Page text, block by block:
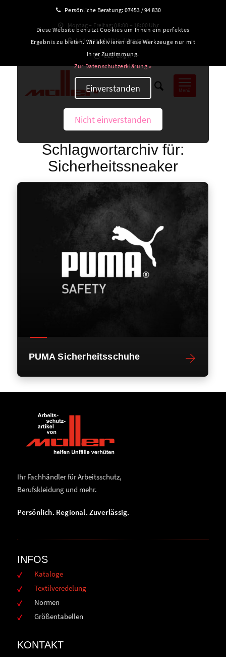
Persönliche Beratung: 07453 / 94 830
Montag – Freitag: 08:00 – 18:00 Uhr
Ladengeschäft in Altensteig
B2B-Login
Menü
Schlagwortarchiv für:
Sicherheitssneaker
PUMA Sicherheitsschuhe
Ihr Fachhändler für Arbeitsschutz,
Berufskleidung und mehr.
Persönlich. Regional. Zuverlässig.
INFOS
Kataloge
Textilveredelung
Normen
Größentabellen
KONTAKT
Diese Website benutzt Cookies um Ihnen ein perfektes
Ergebnis zu bieten. Wir aktivieren diese Werkzeuge nur mit
Ihrer Zustimmung.
Zur Datenschutzerklärung »
Einverstanden
Nicht einverstanden